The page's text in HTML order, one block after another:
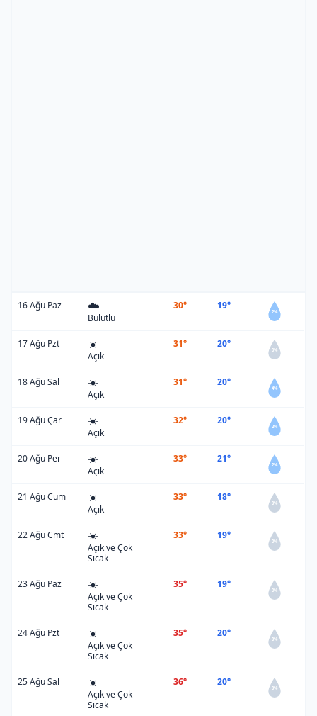
16 Ağu Paz ☁️
Bulutlu
30° 19°
2%
17 Ağu Pzt ☀️
Açık
31° 20°
0%
18 Ağu Sal ☀️
Açık
31° 20°
4%
19 Ağu Çar ☀️
Açık
32° 20°
2%
20 Ağu Per ☀️
Açık
33° 21°
2%
21 Ağu Cum ☀️
Açık
33° 18°
0%
22 Ağu Cmt ☀️
Açık ve Çok
Sıcak
33° 19°
0%
23 Ağu Paz ☀️
Açık ve Çok
Sıcak
35° 19°
0%
24 Ağu Pzt ☀️
Açık ve Çok
Sıcak
35° 20°
0%
25 Ağu Sal ☀️
Açık ve Çok
Sıcak
36° 20°
0%